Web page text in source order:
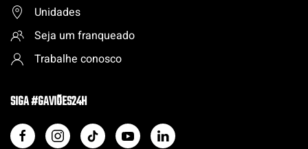
Unidades
Seja um franqueado
Trabalhe conosco
SIGA #GAVIÕES24H